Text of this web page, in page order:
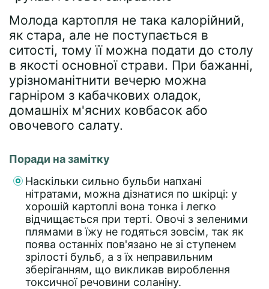
Молода картопля не така калорійний,
як стара, але не поступається в
ситості, тому її можна подати до столу
в якості основної страви. При бажанні,
урізноманітнити вечерю можна
гарніром з кабачкових оладок,
домашніх м'ясних ковбасок або
овочевого салату.
Поради на замітку
Наскільки сильно бульби напхані
нітратами, можна дізнатися по шкірці: у
хорошій картоплі вона тонка і легко
відчищається при терті. Овочі з зеленими
плямами в їжу не годяться зовсім, так як
поява останніх пов'язано не зі ступенем
зрілості бульб, а з їх неправильним
зберіганням, що викликав вироблення
токсичної речовини соланіну.